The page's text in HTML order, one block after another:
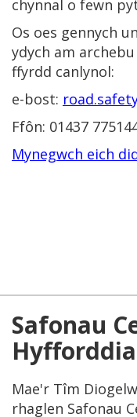
chynnal o fewn
Os oes gennych
ydych am
ffyrdd canlynol:
e-bost:
Ffôn: 01437
Mynegwch eich
Safonau
Mae'r Tîm
rhaglen Safonau